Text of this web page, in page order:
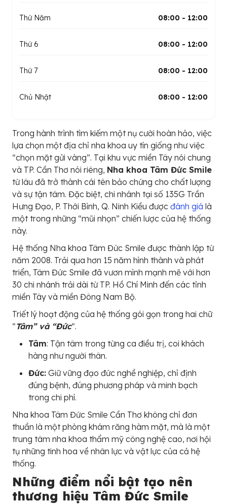
Thứ Năm 08:00 - 12:00
Thứ 6 08:00 - 12:00
Thứ 7 08:00 - 12:00
Chủ Nhật 08:00 - 12:00
Trong hành trình tìm kiếm một nụ cười hoàn hảo, việc
lựa chọn một địa chỉ nha khoa uy tín giống như việc
“chọn mặt gửi vàng”. Tại khu vực miền Tây nói chung
và TP. Cần Thơ nói riêng, Nha khoa Tâm Đức Smile
từ lâu đã trở thành cái tên bảo chứng cho chất lượng
và sự tận tâm. Đặc biệt, chi nhánh tại số 135G Trần
Hưng Đạo, P. Thới Bình, Q. Ninh Kiều được đánh giá là
một trong những “mũi nhọn” chiến lược của hệ thống
này.
Hệ thống Nha khoa Tâm Đức Smile được thành lập từ
năm 2008. Trải qua hơn 15 năm hình thành và phát
triển, Tâm Đức Smile đã vươn mình mạnh mẽ với hơn
30 chi nhánh trải dài từ TP. Hồ Chí Minh đến các tỉnh
miền Tây và miền Đông Nam Bộ.
Triết lý hoạt động của hệ thống gói gọn trong hai chữ
“ Tâm” và “Đức“.
Tâm: Tận tâm trong từng ca điều trị, coi khách
hàng như người thân.
Đức: Giữ vững đạo đức nghề nghiệp, chỉ định
đúng bệnh, đúng phương pháp và minh bạch
trong chi phí.
Nha khoa Tâm Đức Smile Cần Thơ không chỉ đơn
thuần là một phòng khám răng hàm mặt, mà là một
trung tâm nha khoa thẩm mỹ công nghệ cao, nơi hội
tụ những tinh hoa về nhân lực và vật lực của cả hệ
thống.
Những điểm nổi bật tạo nên
thương hiệu Tâm Đức Smile